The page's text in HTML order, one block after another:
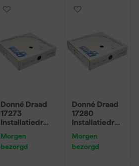
Donné Draad
17273
Installatiedraa
100m x
2,5mm²
Morgen
bezorgd
Donné Draad
17280
Installatiedraa
100m x
2,5mm²
Morgen
bezorgd